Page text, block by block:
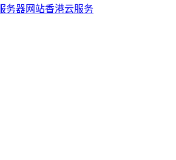
务器网站香港云服务